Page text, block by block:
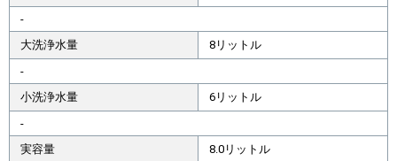
-
大洗浄水量
8リットル
-
小洗浄水量
6リットル
-
実容量
8.0リットル